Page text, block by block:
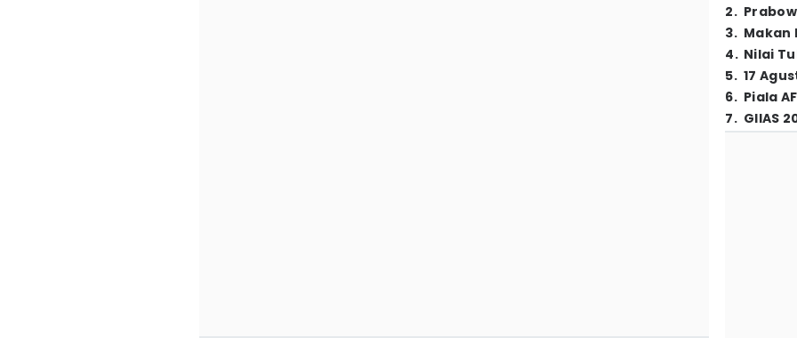
2.
3. Makan
4. Nilai
5. 17
6. Piala
7. GIIAS